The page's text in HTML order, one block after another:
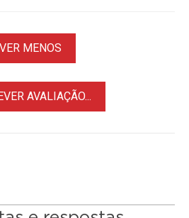
SDI, proporcionando
para suas criações. Conecte
e libere possibilidades
pode ser alternado horizontal e
VER MENOS
AVALIAÇÃO...